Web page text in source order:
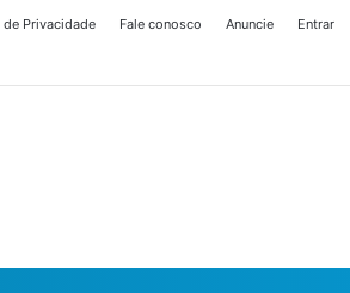
de Privacidade Fale conosco Anuncie Entrar